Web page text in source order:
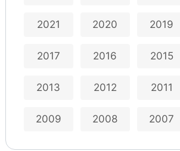
2021 2020 2019
2017 2016 2015
2013 2012 2011
2009 2008 2007